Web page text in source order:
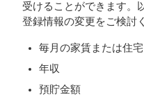
受けることができます。
登録情報の変更をご検討
毎月の家賃または住
年収
預貯金額